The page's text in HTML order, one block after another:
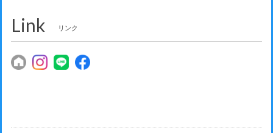
Link リンク